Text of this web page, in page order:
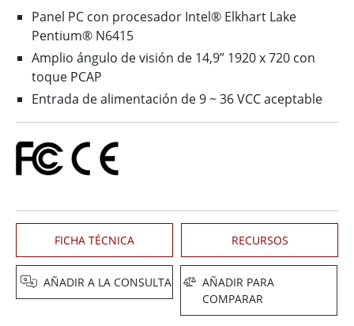
Panel PC con procesador Intel® Elkhart Lake
Pentium® N6415
Amplio ángulo de visión de 14,9” 1920 x 720 con
toque PCAP
Entrada de alimentación de 9 ~ 36 VCC aceptable
FICHA TÉCNICA RECURSOS
AÑADIR A LA CONSULTA
AÑADIR PARA
COMPARAR